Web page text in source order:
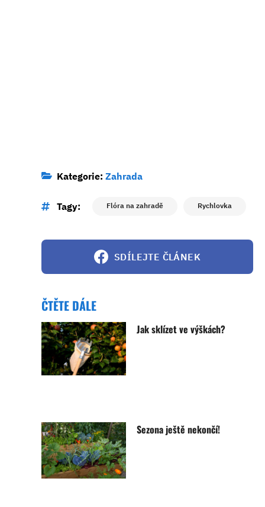
Kategorie: Zahrada
Tagy: Flóra na zahradě Rychlovka
SDÍLEJTE ČLÁNEK
ČTĚTE DÁLE
Jak sklízet ve výškách?
Sezona ještě nekončí!